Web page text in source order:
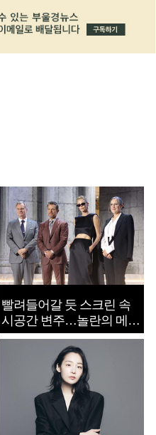
빨려들어갈 듯 스크린 속
시공간 변주…놀란의 메시
지는 ‘전쟁 속죄’